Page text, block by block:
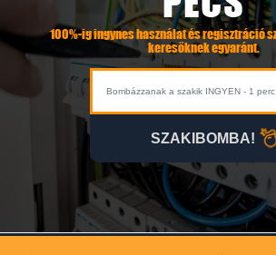
100%-ig ingynes használat és regisztráció
keresőknek egyaránt.
SZAKIBOMBA!